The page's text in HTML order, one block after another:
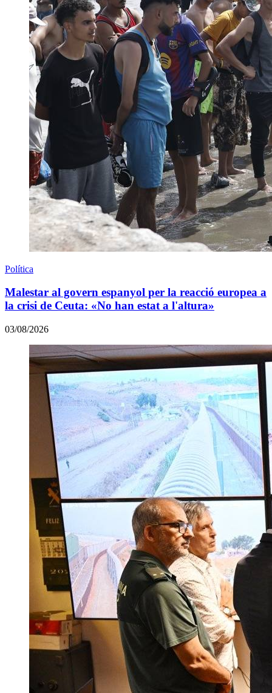
Política
Malestar al govern espanyol per la reacció europea a
la crisi de Ceuta: «No han estat a l'altura»
03/08/2026